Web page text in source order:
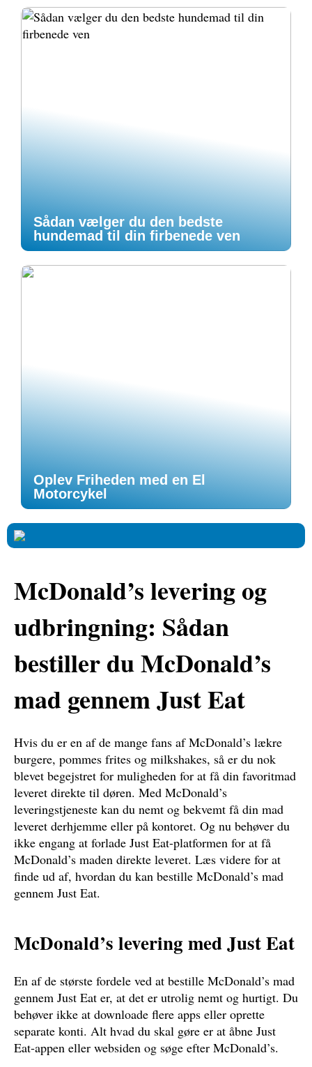
Sådan vælger du den bedste
hundemad til din firbenede ven
Oplev Friheden med en El
Motorcykel
McDonald’s levering og
udbringning: Sådan
bestiller du McDonald’s
mad gennem Just Eat
Hvis du er en af de mange fans af McDonald’s lækre
burgere, pommes frites og milkshakes, så er du nok
blevet begejstret for muligheden for at få din favoritmad
leveret direkte til døren. Med McDonald’s
leveringstjeneste kan du nemt og bekvemt få din mad
leveret derhjemme eller på kontoret. Og nu behøver du
ikke engang at forlade Just Eat-platformen for at få
McDonald’s maden direkte leveret. Læs videre for at
finde ud af, hvordan du kan bestille McDonald’s mad
gennem Just Eat.
McDonald’s levering med Just Eat
En af de største fordele ved at bestille McDonald’s mad
gennem Just Eat er, at det er utrolig nemt og hurtigt. Du
behøver ikke at downloade flere apps eller oprette
separate konti. Alt hvad du skal gøre er at åbne Just
Eat-appen eller websiden og søge efter McDonald’s.